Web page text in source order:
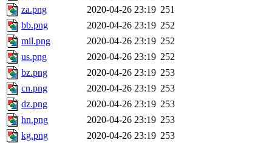
za.png
2020-04-26 23:19 251
bb.png
2020-04-26 23:19 252
mil.png
2020-04-26 23:19 252
us.png
2020-04-26 23:19 252
bz.png
2020-04-26 23:19 253
cn.png
2020-04-26 23:19 253
dz.png
2020-04-26 23:19 253
hn.png
2020-04-26 23:19 253
kg.png
2020-04-26 23:19 253